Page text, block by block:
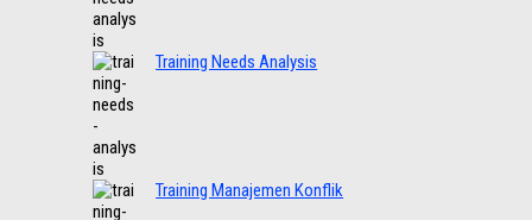
Training Needs Analysis
Training Manajemen Konflik